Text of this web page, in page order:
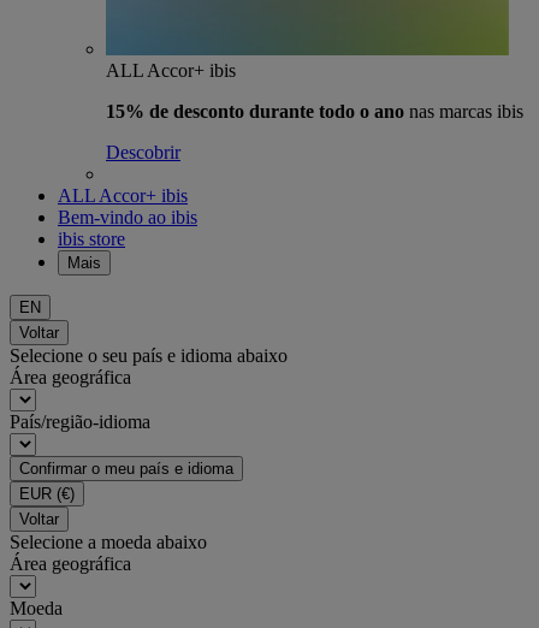
ALL Accor+ ibis
15% de desconto durante todo o ano nas marcas ibis
Descobrir
ALL Accor+ ibis
Bem-vindo ao ibis
ibis store
Mais
EN
Voltar
Selecione o seu país e idioma abaixo
Área geográfica
País/região-idioma
Confirmar o meu país e idioma
EUR (€)
Voltar
Selecione a moeda abaixo
Área geográfica
Moeda